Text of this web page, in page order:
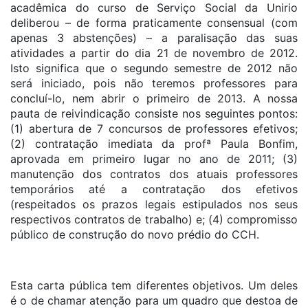
acadêmica do curso de Serviço Social da Unirio
deliberou – de forma praticamente consensual (com
apenas 3 abstenções) – a paralisação das suas
atividades a partir do dia 21 de novembro de 2012.
Isto significa que o segundo semestre de 2012 não
será iniciado, pois não teremos professores para
concluí-lo, nem abrir o primeiro de 2013. A nossa
pauta de reivindicação consiste nos seguintes pontos:
(1) abertura de 7 concursos de professores efetivos;
(2) contratação imediata da profª Paula Bonfim,
aprovada em primeiro lugar no ano de 2011; (3)
manutenção dos contratos dos atuais professores
temporários até a contratação dos efetivos
(respeitados os prazos legais estipulados nos seus
respectivos contratos de trabalho) e; (4) compromisso
público de construção do novo prédio do CCH.
Esta carta pública tem diferentes objetivos. Um deles
é o de chamar atenção para um quadro que destoa de